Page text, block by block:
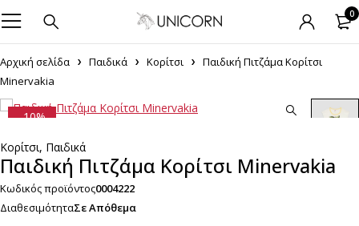
0
Αρχική σελίδα Παιδικά Κορίτσι
Παιδική Πιτζάμα Κορίτσι
Minervakia
-10%
Κορίτσι, Παιδικά
Παιδική Πιτζάμα Κορίτσι Minervakia
Κωδικός προϊόντος0004222
ΔιαθεσιμότηταΣε Απόθεμα